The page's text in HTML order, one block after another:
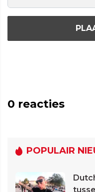
0 reacties
POPULAIR